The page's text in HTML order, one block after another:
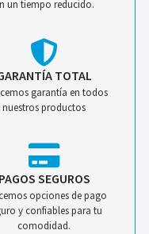
un tiempo reducido.
TOTAL
garantía en todos
nuestros productos
PAGOS SEGUROS
opciones de pago
y confiables para tu
comodidad.